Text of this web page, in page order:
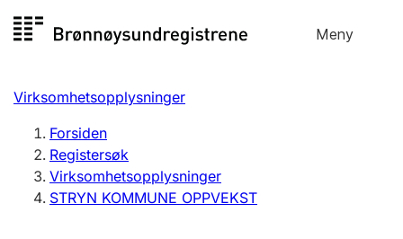
til
Meny
Registersøk
Aksjeselskap
Enkeltpersonforetak
Registrere, endre, slette
Virksomhetsopplysninger
Forsiden
Registersøk
Virksomhetsopplysninger
STRYN KOMMUNE OPPVEKST